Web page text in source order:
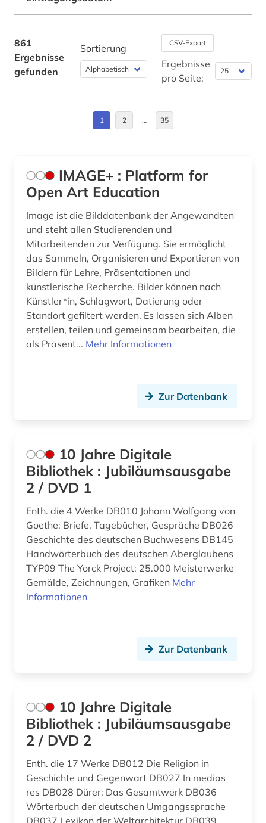
antifaschismus (1)
antiheld (1)
antike religionen (1)
antiquität (1)
antiquitätenhändler (1)
antisemitismus (motiv) (1)
antonio (1)
aquarell (3)
arabisch (1)
arabische staaten (2)
arabistik (1)
architekturgeschichte (5)
architekturzeichnung (3)
architekturzeitschrift (1)
archiv (5)
archivalien (1)
artificial life (1)
aschach (1)
aschaffenburg (1)
asiatische studien (1)
asien (3)
Daenemark (5)
Deutschland (DDR) (9)
Großbritannien (17)
Hamburg (1)
Hessen (2)
Irland (3)
Israel (2)
Italien (20)
Lettland (1)
Liechtenstein (2)
Mecklenburg-Vorpommern (2)
Mittelamerika (3)
Nordrhein-Westfalen (1)
Norwegen (1)
Oesterreich (30)
Osteuropa (5)
861
Ergebnisse
gefunden
Sortierung CSV-Export
Ergebnisse
pro Seite:
1 2 … 35
IMAGE+ : Platform for
Open Art Education
Image ist die Bilddatenbank der Angewandten
und steht allen Studierenden und
Mitarbeitenden zur Verfügung. Sie ermöglicht
das Sammeln, Organisieren und Exportieren von
Bildern für Lehre, Präsentationen und
künstlerische Recherche. Bilder können nach
Künstler*in, Schlagwort, Datierung oder
Standort gefiltert werden. Es lassen sich Alben
erstellen, teilen und gemeinsam bearbeiten, die
als Präsent... Mehr Informationen
Zur Datenbank
10 Jahre Digitale
Bibliothek : Jubiläumsausgabe
2 / DVD 1
Enth. die 4 Werke DB010 Johann Wolfgang von
Goethe: Briefe, Tagebücher, Gespräche DB026
Geschichte des deutschen Buchwesens DB145
Handwörterbuch des deutschen Aberglaubens
TYP09 The Yorck Project: 25.000 Meisterwerke
Gemälde, Zeichnungen, Grafiken Mehr
Informationen
Zur Datenbank
10 Jahre Digitale
Bibliothek : Jubiläumsausgabe
2 / DVD 2
Enth. die 17 Werke DB012 Die Religion in
Geschichte und Gegenwart DB027 In medias
res DB028 Dürer: Das Gesamtwerk DB036
Wörterbuch der deutschen Umgangssprache